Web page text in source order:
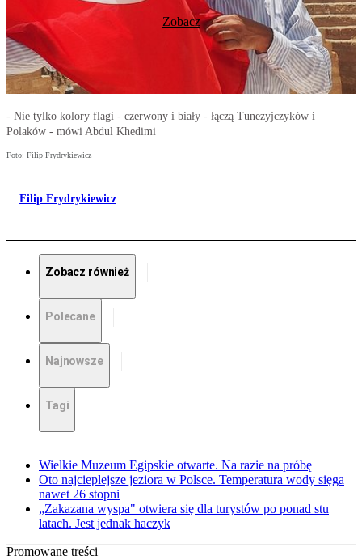
Zobacz
- Nie tylko kolory flagi - czerwony i biały - łączą Tunezyjczyków i
Polaków - mówi Abdul Khedimi
Foto: Filip Frydrykiewicz
Filip Frydrykiewicz
Zobacz również
Polecane
Najnowsze
Tagi
Wielkie Muzeum Egipskie otwarte. Na razie na próbę
Oto najcieplejsze jeziora w Polsce. Temperatura wody sięga
nawet 26 stopni
„Zakazana wyspa" otwiera się dla turystów po ponad stu
latach. Jest jednak haczyk
Promowane treści